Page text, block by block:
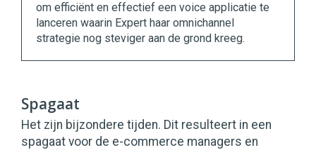
om efficiënt en effectief een voice applicatie te
lanceren waarin Expert haar omnichannel
strategie nog steviger aan de grond kreeg.
Spagaat
Het zijn bijzondere tijden. Dit resulteert in een
spagaat voor de e-commerce managers en